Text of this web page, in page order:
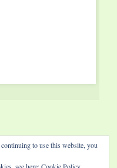
to use this website, you